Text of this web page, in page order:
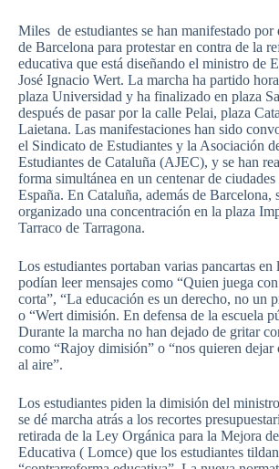
Miles de estudiantes se han manifestado por
de Barcelona para protestar en contra de la
educativa que está diseñando el ministro de
José Ignacio Wert. La marcha ha partido
plaza Universidad y ha finalizado en plaza
después de pasar por la calle Pelai, plaza
Laietana. Las manifestaciones han sido
el Sindicato de Estudiantes y la Asociación
Estudiantes de Cataluña (AJEC), y se han
forma simultánea en un centenar de ciudades
España. En Cataluña, además de Barcelona,
organizado una concentración en la plaza
Tarraco de Tarragona.
Los estudiantes portaban varias pancartas en
podían leer mensajes como “Quien juega
corta”, “La educación es un derecho, no un
o “Wert dimisión. En defensa de la escuela
Durante la marcha no han dejado de gritar
como “Rajoy dimisión” o “nos quieren dejar
al aire”.
Los estudiantes piden la dimisión del
se dé marcha atrás a los recortes
retirada de la Ley Orgánica para la Mejora
Educativa ( Lomce) que los estudiantes